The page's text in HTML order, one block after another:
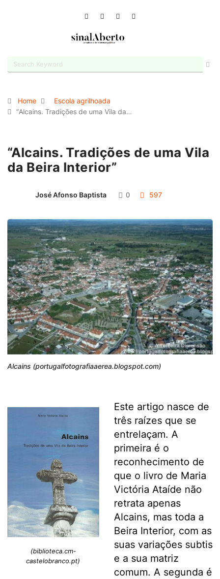
Home
Escola agrilhoada
“Alcains. Tradições de uma Vila da…
“Alcains. Tradições de uma Vila
da Beira Interior”
José Afonso Baptista 0 597
Alcains (portugalfotografiaaerea.blogspot.com)
(biblioteca.cm-
castelobranco.pt)
Este artigo nasce de
três raízes que se
entrelaçam. A
primeira é o
reconhecimento de
que o livro de Maria
Victória Ataíde não
retrata apenas
Alcains, mas toda a
Beira Interior, com as
suas variações subtis
e a sua matriz
comum. A segunda é